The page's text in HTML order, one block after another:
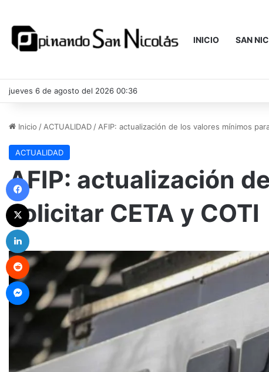
INICIO SAN
jueves 6 de agosto del 2026 00:36
Inicio / ACTUALIDAD / AFIP: actualización de los valores mínimos
ACTUALIDAD
AFIP: actualización
solicitar CETA y COTI
Facebook
Reddit
Messenger